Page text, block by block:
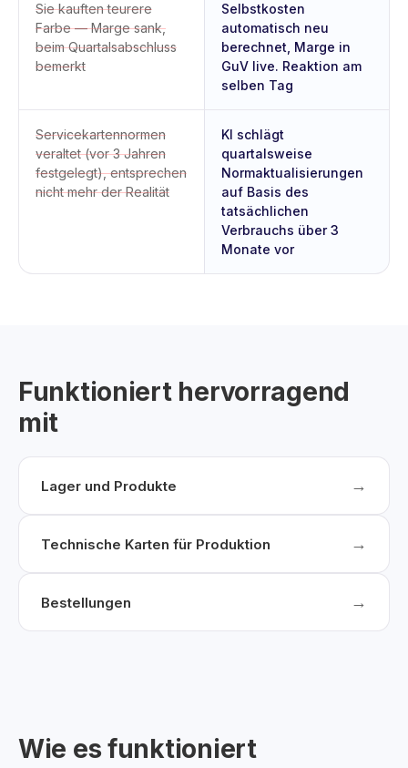
Sie kauften teurere
Farbe — Marge sank,
beim Quartalsabschluss
bemerkt
Selbstkosten
automatisch neu
berechnet, Marge in
GuV live. Reaktion am
selben Tag
Servicekartennormen
veraltet (vor 3 Jahren
festgelegt), entsprechen
nicht mehr der Realität
KI schlägt
quartalsweise
Normaktualisierungen
auf Basis des
tatsächlichen
Verbrauchs über 3
Monate vor
Funktioniert hervorragend
mit
Lager und Produkte →
Technische Karten für Produktion →
Bestellungen →
Wie es funktioniert